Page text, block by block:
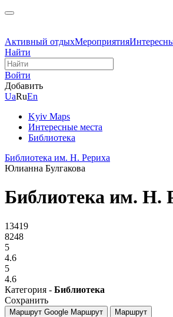
Активный отдыхМероприятия
Найти
Войти
Добавить
UaRuEn
Kyiv Maps
Интересные места
Библиотека
Библиотека им. Н. Рериха
Юлианна Булгакова
Библиотека им. Н.
13419
8248
5
4.6
5
4.6
Категория - Библиотека
Сохранить
Маршрут Google Маршрут Маршрут